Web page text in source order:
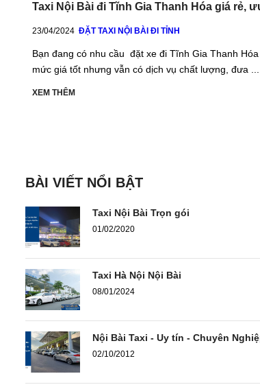
Taxi Nội Bài đi Tĩnh Gia Thanh Hóa giá rẻ,
23/04/2024 ĐẶT TAXI NỘI BÀI ĐI TỈNH
Bạn đang có nhu cầu đặt xe đi Tĩnh Gia Thanh
mức giá tốt nhưng vẫn có dịch vụ chất lượng, đưa ...
XEM THÊM
BÀI VIẾT NỔI BẬT
Taxi Nội Bài Trọn gói
01/02/2020
Taxi Hà Nội Nội Bài
08/01/2024
Nội Bài Taxi - Uy tín - Chuyên
02/10/2012